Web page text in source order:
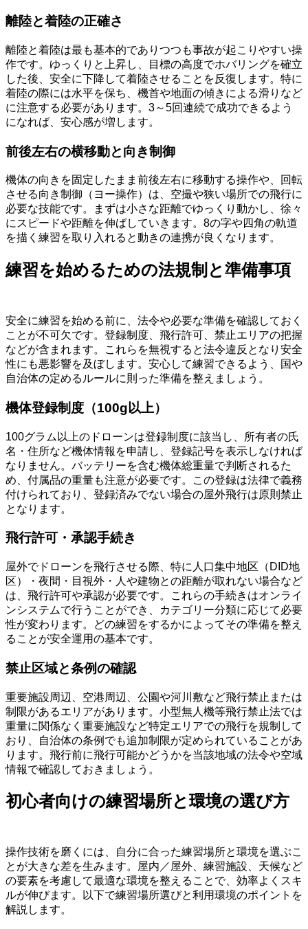
離陸と着陸の正確さ
離陸と着陸は最も基本的でありつつも事故が起こりやすい操
作です。ゆっくりと上昇し、目標の高度でホバリングを確立
した後、安全に下降して着陸させることを反復します。特に
着陸の際には水平を保ち、機首や地面の傾きによる滑りなど
に注意する必要があります。3～5回連続で成功できるよう
になれば、安心感が増します。
前後左右の横移動と向き制御
機体の向きを固定したまま前後左右に移動する操作や、回転
させる向き制御（ヨー操作）は、空撮や狭い場所での飛行に
必要な技能です。まずは小さな距離でゆっくり動かし、徐々
にスピードや距離を伸ばしていきます。8の字や四角の軌道
を描く練習を取り入れると動きの連携が良くなります。
練習を始めるための法規制と準備事項
安全に練習を始める前に、法令や必要な準備を確認しておく
ことが不可欠です。登録制度、飛行許可、禁止エリアの把握
などが含まれます。これらを無視すると法令違反となり安全
性にも悪影響を及ぼします。安心して練習できるよう、国や
自治体の定めるルールに則った準備を整えましょう。
機体登録制度（100g以上）
100グラム以上のドローンは登録制度に該当し、所有者の氏
名・住所など機体情報を申請し、登録記号を表示しなければ
なりません。バッテリーを含む機体総重量で判断されるた
め、付属品の重量も注意が必要です。この登録は法律で義務
付けられており、登録済みでない場合の屋外飛行は原則禁止
となります。
飛行許可・承認手続き
屋外でドローンを飛行させる際、特に人口集中地区（DID地
区）・夜間・目視外・人や建物との距離が取れない場合など
は、飛行許可や承認が必要です。これらの手続きはオンライ
ンシステムで行うことができ、カテゴリー分類に応じて必要
性が変わります。どの練習をするかによってその準備を整え
ることが安全運用の基本です。
禁止区域と条例の確認
重要施設周辺、空港周辺、公園や河川敷など飛行禁止または
制限があるエリアがあります。小型無人機等飛行禁止法では
重量に関係なく重要施設など特定エリアでの飛行を規制して
おり、自治体の条例でも追加制限が定められていることがあ
ります。飛行前に飛行可能かどうかを当該地域の法令や空域
情報で確認しておきましょう。
初心者向けの練習場所と環境の選び方
操作技術を磨くには、自分に合った練習場所と環境を選ぶこ
とが大きな差を生みます。屋内／屋外、練習施設、天候など
の要素を考慮して最適な環境を整えることで、効率よくスキ
ルが伸びます。以下で練習場所選びと利用環境のポイントを
解説します。